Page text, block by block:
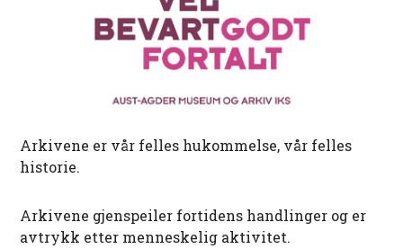
Arkivene er vår felles hukommelse, vår felles
historie.
Arkivene gjenspeiler fortidens handlinger og er
avtrykk etter menneskelig aktivitet.